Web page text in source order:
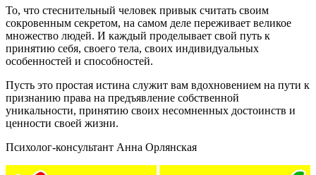
То, что стеснительный человек привык считать своим
сокровенным секретом, на самом деле переживает великое
множество людей. И каждый проделывает свой путь к
принятию себя, своего тела, своих индивидуальных
особенностей и способностей.
Пусть это простая истина служит вам вдохновением на пути к
признанию права на предъявление собственной
уникальности, принятию своих несомненных достоинств и
ценности своей жизни.
Психолог-консультант Анна Орлянская